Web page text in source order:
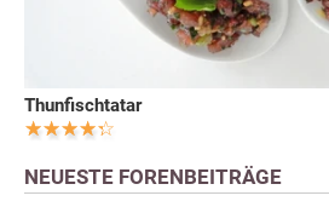
Thunfischtatar
NEUESTE FORENBEITRÄGE